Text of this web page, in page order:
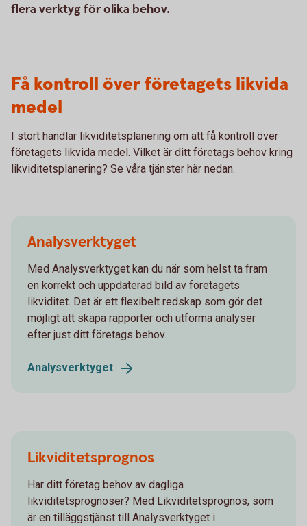
flera verktyg för olika behov.
Få kontroll över företagets likvida
medel
I stort handlar likviditetsplanering om att få kontroll över
företagets likvida medel. Vilket är ditt företags behov kring
likviditetsplanering? Se våra tjänster här nedan.
Analysverktyget
Med Analysverktyget kan du när som helst ta fram
en korrekt och uppdaterad bild av företagets
likviditet. Det är ett flexibelt redskap som gör det
möjligt att skapa rapporter och utforma analyser
efter just ditt företags behov.
Analysverktyget
Likviditetsprognos
Har ditt företag behov av dagliga
likviditetsprognoser? Med Likviditetsprognos, som
är en tilläggstjänst till Analysverktyget i